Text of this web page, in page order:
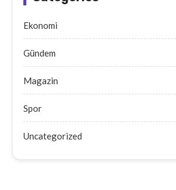
Ekonomi
Gündem
Magazin
Spor
Uncategorized